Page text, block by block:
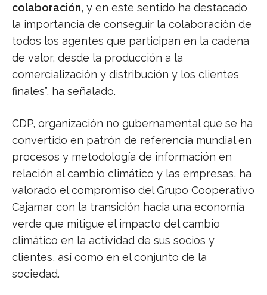
colaboración, y en este sentido ha destacado
la importancia de conseguir la colaboración de
todos los agentes que participan en la cadena
de valor, desde la producción a la
comercialización y distribución y los clientes
finales”, ha señalado.
CDP, organización no gubernamental que se ha
convertido en patrón de referencia mundial en
procesos y metodología de información en
relación al cambio climático y las empresas, ha
valorado el compromiso del Grupo Cooperativo
Cajamar con la transición hacia una economía
verde que mitigue el impacto del cambio
climático en la actividad de sus socios y
clientes, así como en el conjunto de la
sociedad.